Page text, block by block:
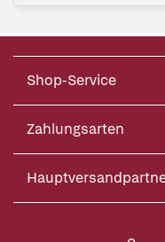
Shop-Service
Zahlungsarten